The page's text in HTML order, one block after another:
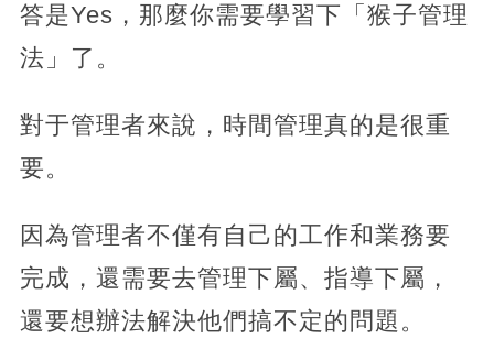
答是Yes，那麼你需要學習下「猴子管理
法」了。
對于管理者來說，時間管理真的是很重
要。
因為管理者不僅有自己的工作和業務要
完成，還需要去管理下屬、指導下屬，
還要想辦法解決他們搞不定的問題。